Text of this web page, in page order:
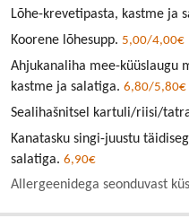
Lõhe-krevetipasta, kastme ja
Koorene lõhesupp. 5,00/4,00€
Ahjukanaliha mee-
kastme ja salatiga. 6,80/5,80€
Sealihašnitsel kartuli/riisi/
Kanatasku singi-juustu
salatiga. 6,90€
Allergeenidega seonduvast